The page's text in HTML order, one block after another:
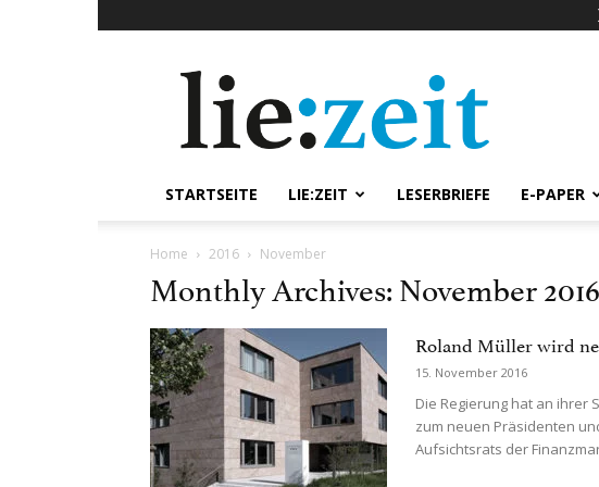
STARTSEITE LIE:ZEIT LESERBRIEFE E-PAPER
Home 2016 November
Monthly Archives: November 2016
Roland Müller wird
15. November 2016
Die Regierung hat an ihrer
zum neuen Präsidenten
Aufsichtsrats der